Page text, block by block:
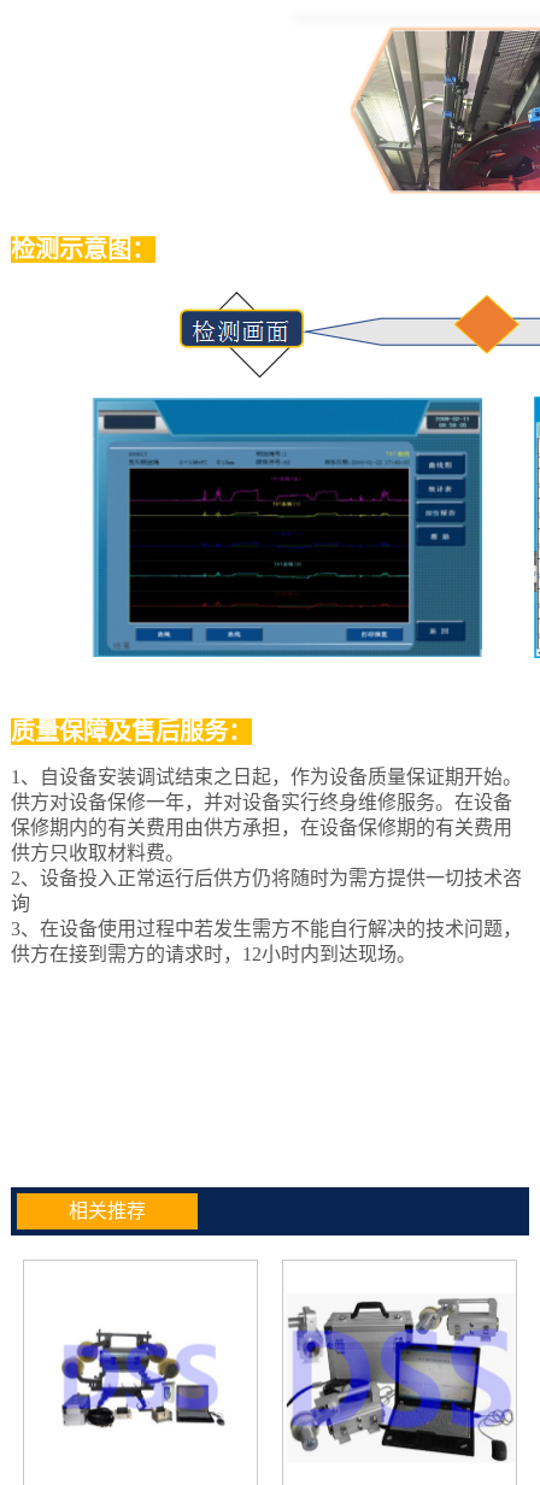
检测示意图：
质量保障及售后服务：
1、自设备安装调试结束之日起，作为设备质量保证期开始。
供方对设备保修一年，并对设备实行终身维修服务。在设备
保修期内的有关费用由供方承担，在设备保修期的有关费用
供方只收取材料费。
2、设备投入正常运行后供方仍将随时为需方提供一切技术咨
询
3、在设备使用过程中若发生需方不能自行解决的技术问题，
供方在接到需方的请求时，12小时内到达现场。
相关推荐